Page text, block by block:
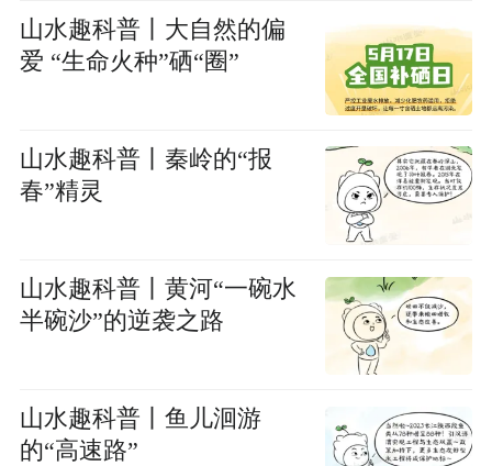
山水趣科普丨大自然的偏
爱 “生命火种”硒“圈”
山水趣科普丨秦岭的“报
春”精灵
山水趣科普丨黄河“一碗水
半碗沙”的逆袭之路
山水趣科普丨鱼儿洄游
的“高速路”